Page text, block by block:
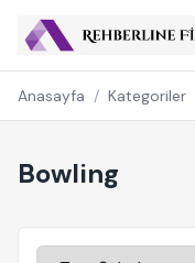
Anasayfa / Kategoriler
Bowling